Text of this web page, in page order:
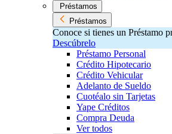
Préstamos
Préstamos
Conoce si tienes un Préstamo
Descúbrelo
Préstamo Personal
Crédito Hipotecario
Crédito Vehicular
Adelanto de Sueldo
Cuotéalo sin Tarjetas
Yape Créditos
Compra Deuda
Ver todos